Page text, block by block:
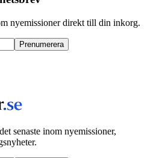
nyemissioner direkt till din inkorg.
Prenumerera
senaste inom nyemissioner,